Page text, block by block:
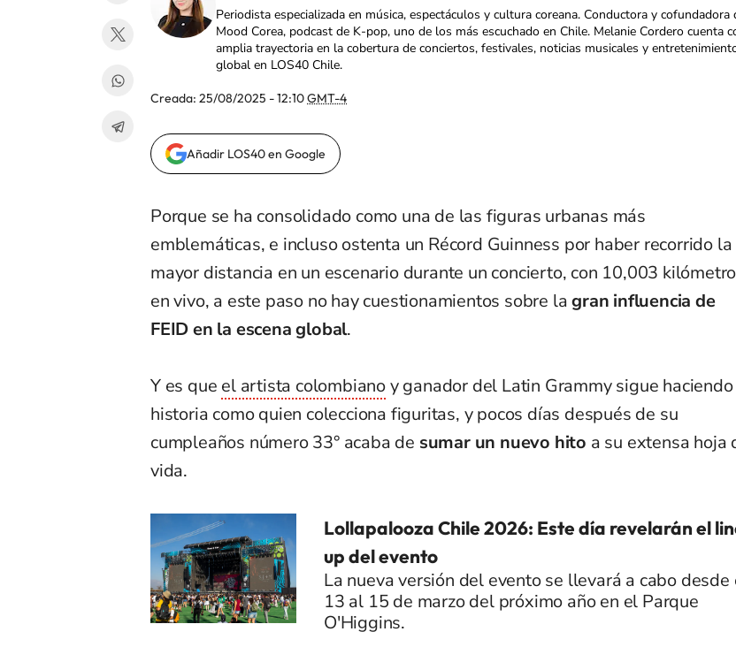
Periodista especializada en música, espectáculos y cultura coreana. Conductora y cofundadora
Mood Corea, podcast de K-pop, uno de los más escuchado en Chile. Melanie Cordero cuenta
amplia trayectoria en la cobertura de conciertos, festivales, noticias musicales y
global en LOS40 Chile.
Creada: 25/08/2025 - 12:10GMT-4
Añadir LOS40 en Google
Porque se ha consolidado como una de las figuras urbanas más
emblemáticas, e incluso ostenta un Récord Guinness por haber recorrido la
mayor distancia en un escenario durante un concierto, con 10,003
en vivo, a este paso no hay cuestionamientos sobre lagran influencia de
FEID en la escena global.
Y es que el artista colombianoy ganador del Latin Grammy sigue haciendo
historia como quien colecciona figuritas, y pocos días después de su
cumpleaños número 33° acaba de sumar un nuevo hito a su extensa hoja
vida.
Lollapalooza Chile 2026: Este día revelarán el
up del evento
La nueva versión del evento se llevará a cabo desde
13 al 15 de marzo del próximo año en el Parque
O'Higgins.